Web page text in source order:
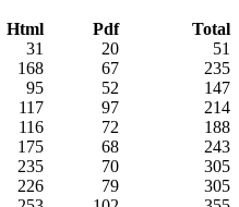
Html Pdf
Total
31 20
51
168 67
235
95 52
147
117 97
214
116 72
188
175 68
243
235 70
305
226 79
305